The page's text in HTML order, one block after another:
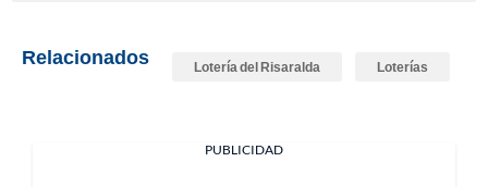
Relacionados Lotería del Risaralda Loterías
PUBLICIDAD